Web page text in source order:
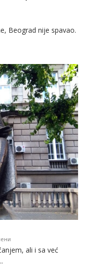
Beograd nije spavao.
Nikolaali i sa već